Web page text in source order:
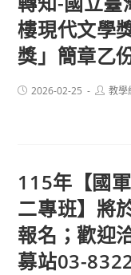
樓現代文學
獎」簡章乙
Post2026-02-25
Post教學
115年【國
二專班】將
報名；歡迎
募站03-